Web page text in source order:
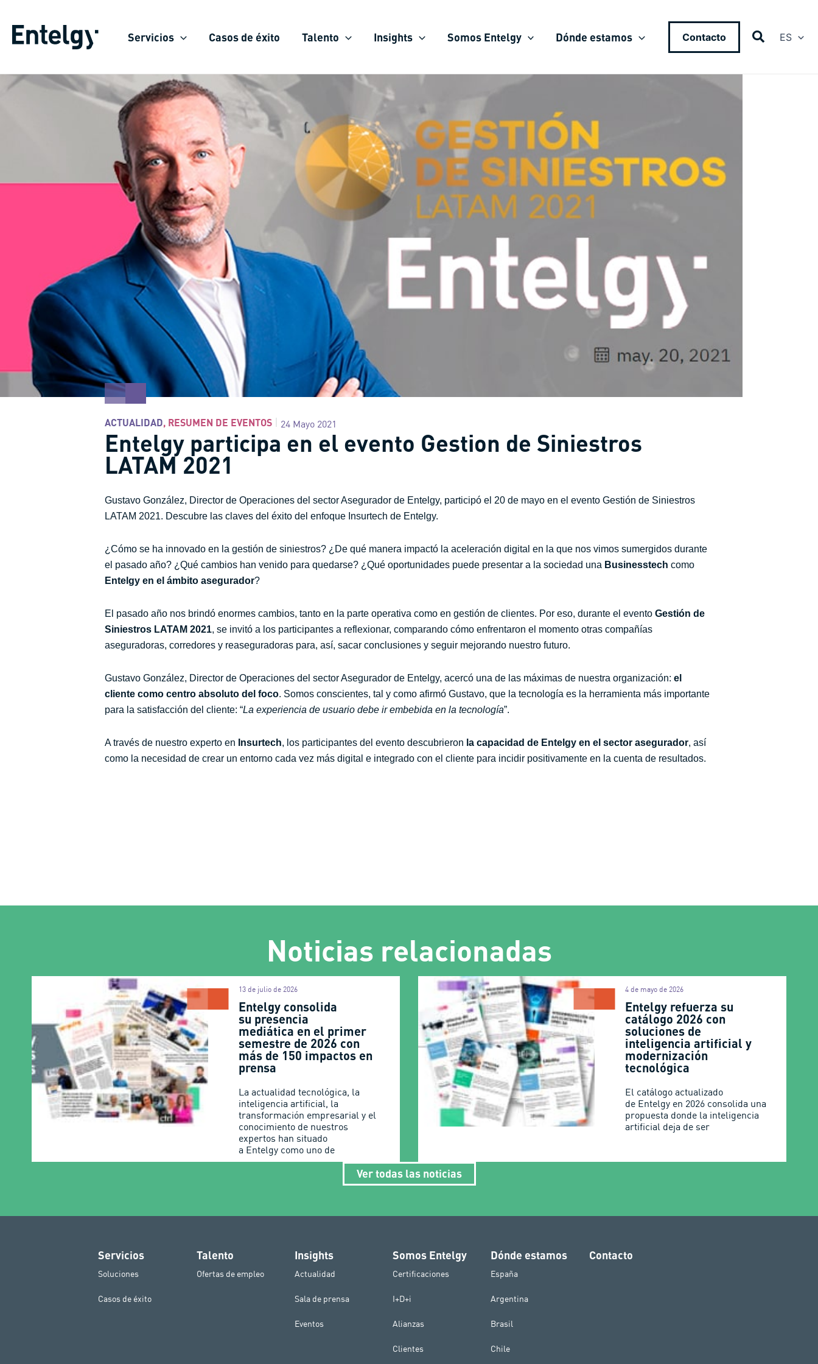
contenido
Servicios Casos de éxito Talento Insights Somos Entelgy Dónde estamos Contacto ES
ACTUALIDAD, RESUMEN DE EVENTOS 24 Mayo 2021
Entelgy participa en el evento Gestion de Siniestros
LATAM 2021
Gustavo González, Director de Operaciones del sector Asegurador de Entelgy, participó el 20 de mayo en el evento Gestión de Siniestros
LATAM 2021. Descubre las claves del éxito del enfoque Insurtech de Entelgy.
¿Cómo se ha innovado en la gestión de siniestros? ¿De qué manera impactó la aceleración digital en la que nos vimos sumergidos durante
el pasado año? ¿Qué cambios han venido para quedarse? ¿Qué oportunidades puede presentar a la sociedad una Businesstech como
Entelgy en el ámbito asegurador?
El pasado año nos brindó enormes cambios, tanto en la parte operativa como en gestión de clientes. Por eso, durante el evento Gestión de
Siniestros LATAM 2021, se invitó a los participantes a reflexionar, comparando cómo enfrentaron el momento otras compañías
aseguradoras, corredores y reaseguradoras para, así, sacar conclusiones y seguir mejorando nuestro futuro.
Gustavo González, Director de Operaciones del sector Asegurador de Entelgy, acercó una de las máximas de nuestra organización: el
cliente como centro absoluto del foco. Somos conscientes, tal y como afirmó Gustavo, que la tecnología es la herramienta más importante
para la satisfacción del cliente: “La experiencia de usuario debe ir embebida en la tecnología”.
A través de nuestro experto en Insurtech, los participantes del evento descubrieron la capacidad de Entelgy en el sector asegurador, así
como la necesidad de crear un entorno cada vez más digital e integrado con el cliente para incidir positivamente en la cuenta de resultados.
Noticias relacionadas
Entelgy consolida
su presencia
mediática en el primer
semestre de 2026 con
más de 150 impactos en
prensa
13 de julio de 2026
La actualidad tecnológica, la
inteligencia artificial, la
transformación empresarial y el
conocimiento de nuestros
expertos han situado
a Entelgy como uno de
Entelgy refuerza su
catálogo 2026 con
soluciones de
inteligencia artificial y
modernización
tecnológica
4 de mayo de 2026
El catálogo actualizado
de Entelgy en 2026 consolida una
propuesta donde la inteligencia
artificial deja de ser
Ver todas las noticias
Servicios
Soluciones
Casos de éxito
Talento
Ofertas de empleo
Insights
Actualidad
Sala de prensa
Eventos
Somos Entelgy
Certificaciones
I+D+i
Alianzas
Clientes
Dónde estamos
España
Argentina
Brasil
Chile
Contacto